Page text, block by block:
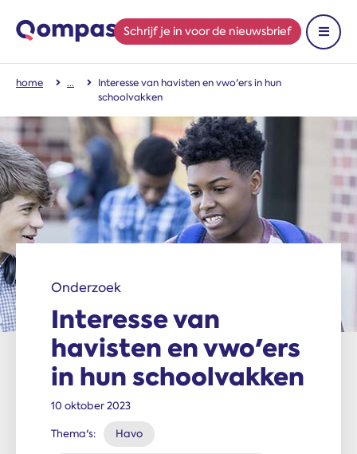
Schrijf je in voor de nieuwsbrief
Toon
home
Interesse van havisten en vwo'ers in hun
schoolvakken
Onderzoek
Interesse van
havisten en vwo'ers
in hun schoolvakken
10 oktober 2023
Thema's: Havo